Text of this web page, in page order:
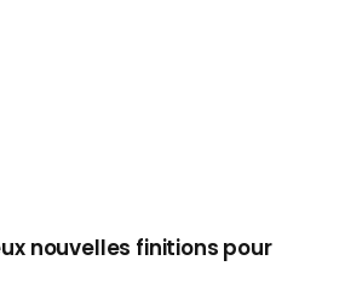
nouvelles finitions pour